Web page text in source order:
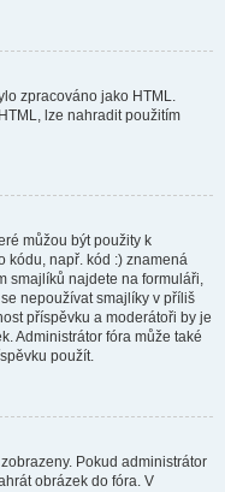
zpracováno jako HTML.
lze nahradit použitím
můžou být použity k
kódu, např. kód :) znamená
smajlíků najdete na formuláři,
nepoužívat smajlíky v příliš
příspěvku a moderátoři by je
Administrátor fóra může také
použít.
Pokud administrátor
obrázek do fóra. V